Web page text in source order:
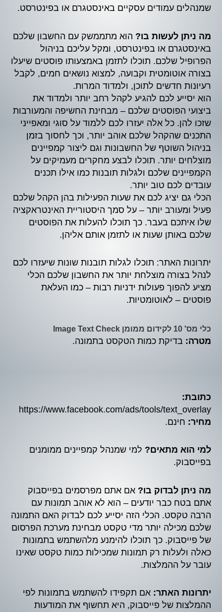
שמנהלים עמודים עסקיים באינסטגרם או בפינטרסט.
מה ניתן לעשות בו? הוא מתממשק עם החשבון שלכם
באינסטגרם או בפינטרסט, ומקל עליכם בניהול
הפרופיל שלכם. תוכלו לתזמן באמצעותו פוסטים שיעלו
בצורה אוטומטית וקבועה, למצוא נושאים חמים, לקבל
רעיונות חדשים לתוכן, ולמדוד המרות.
הוא יסייע לכם להגיע לקהל רחב יותר ולמדוד את
ביצועי הפוסטים שלכם – מבחינת החשיפה והמעורבות
שזכו להן. כל אלה יעזרו לכם ללמוד על סוגי ומאפייני
התכנים שהקהל שלכם אוהב יותר, וכך לחסוך בזמן
בניהול השוטף של החשבונות וגם ליצור קמפיינים
מוצלחים יותר. תוכלו לבצע מחקרים מעמיקים על
הקמפיינים שלכם ולגלות תובנות כמו אילו תכנים
עובדים לכם טוב יותר.
הכלי גם יציג לכם את שעות הפעילות בהן הקהל שלכם
פעיל ומעורב יותר – על סמך היסטוריית האינטראקציה
שלו איתכם בעבר. כך תוכלו להעלות את הפוסטים
שלכם באותן שעות או לתזמן אותם אליהן.
יתרונות האתר: תוכלו לגלות תובנות שונות שיעזרו לכם
לנהל בצורה מוצלחת יותר את החשבון שלכם הכלי
מציע להפוך פעולות ידניות רבות – כמו העלאת
פוסטים – לאוטומטיות.
כלי מס' 10 לקידום ממומן Image Text Check
מטרה: בדיקת כמות הטקסט בתמונה.
כתובת:
https://www.facebook.com/ads/tools/text_overlay
מחיר: חינם.
למי הוא מתאים? למי שמנהל קמפיינים ממומנים
בפייסבוק.
מה ניתן לבדוק בו? אם אתם מפרסמים בפייסבוק
אתם בטח כבר יודעים – הוא לא אוהב תמונות עם
הרבה טקסט. הכלי הזה יסייע לכם לבדוק האם התמונה
שלכם מכילה יותר מדי טקסט מבחינת מערכת הפרסום
של פייסבוק. כך תוכלו להימנע מלהשתמש בתמונות
כאלה ולעלות רק תמונות שמכילות כמות טקסט שאינו
עובר על ההמלצות.
יתרונות האתר: אם תקפידו להשתמש בתמונות לפי
ההמלצות של פייסבוק, היא תחשוף את המודעות